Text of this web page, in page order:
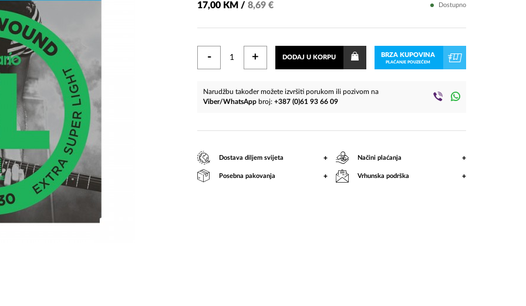
17,00 KM /8,69 € Dostupno
- + DODAJ U KORPU BRZA KUPOVINA
PLAĆANJE POUZEĆEM
Narudžbu također možete izvršiti porukom ili pozivom na
Viber/WhatsApp broj:+387 (0)61 93 66 09
Dostava diljem svijeta + Načini plaćanja +
Posebna pakovanja + Vrhunska podrška +